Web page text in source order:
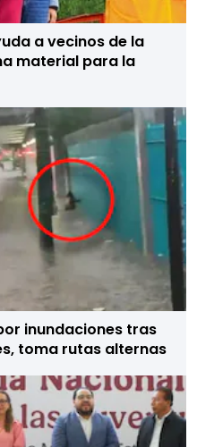
a vecinos de la
material para la
inundaciones tras
toma rutas alternas